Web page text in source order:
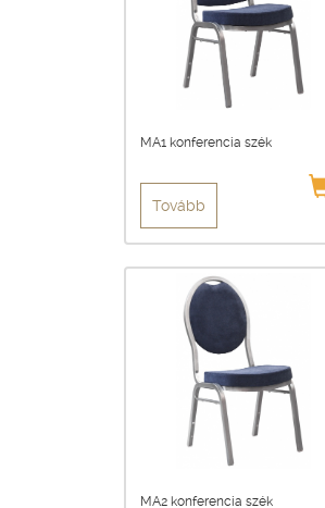
MA1 konferencia szék
Tovább
MA2 konferencia szék